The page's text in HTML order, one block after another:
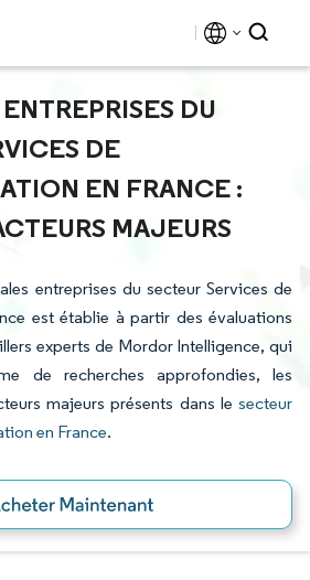
DU
DE
EN FRANCE :
MAJEURS
entreprises du secteur Services de
est établie à partir des évaluations
experts de Mordor Intelligence, qui
de recherches approfondies, les
majeurs présents dans le secteur
en France.